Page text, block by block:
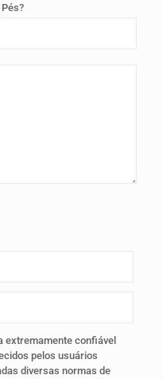
extremamente confiável
pelos usuários
diversas normas de